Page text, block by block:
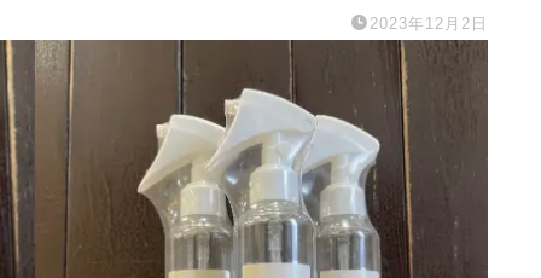
2023年12月2日